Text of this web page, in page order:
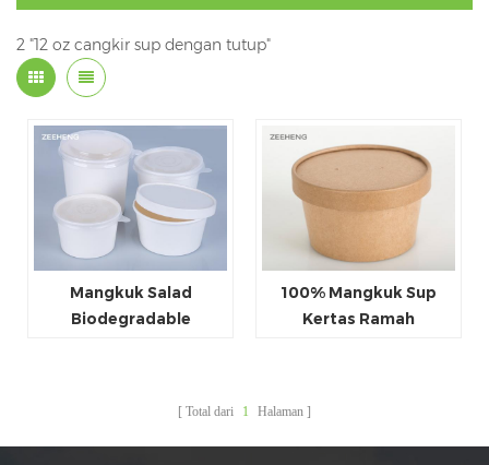
2 "12 oz cangkir sup dengan tutup"
Mangkuk Salad
Biodegradable
100% Mangkuk Sup
Kertas Ramah
Total dari 1 Halaman